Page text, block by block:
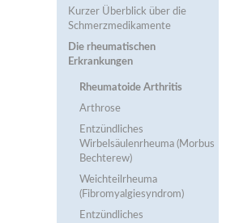
Kurzer Überblick über die
Schmerzmedikamente
Die rheumatischen
Erkrankungen
Rheumatoide Arthritis
Arthrose
Entzündliches
Wirbelsäulenrheuma (Morbus
Bechterew)
Weichteilrheuma
(Fibromyalgiesyndrom)
Entzündliches